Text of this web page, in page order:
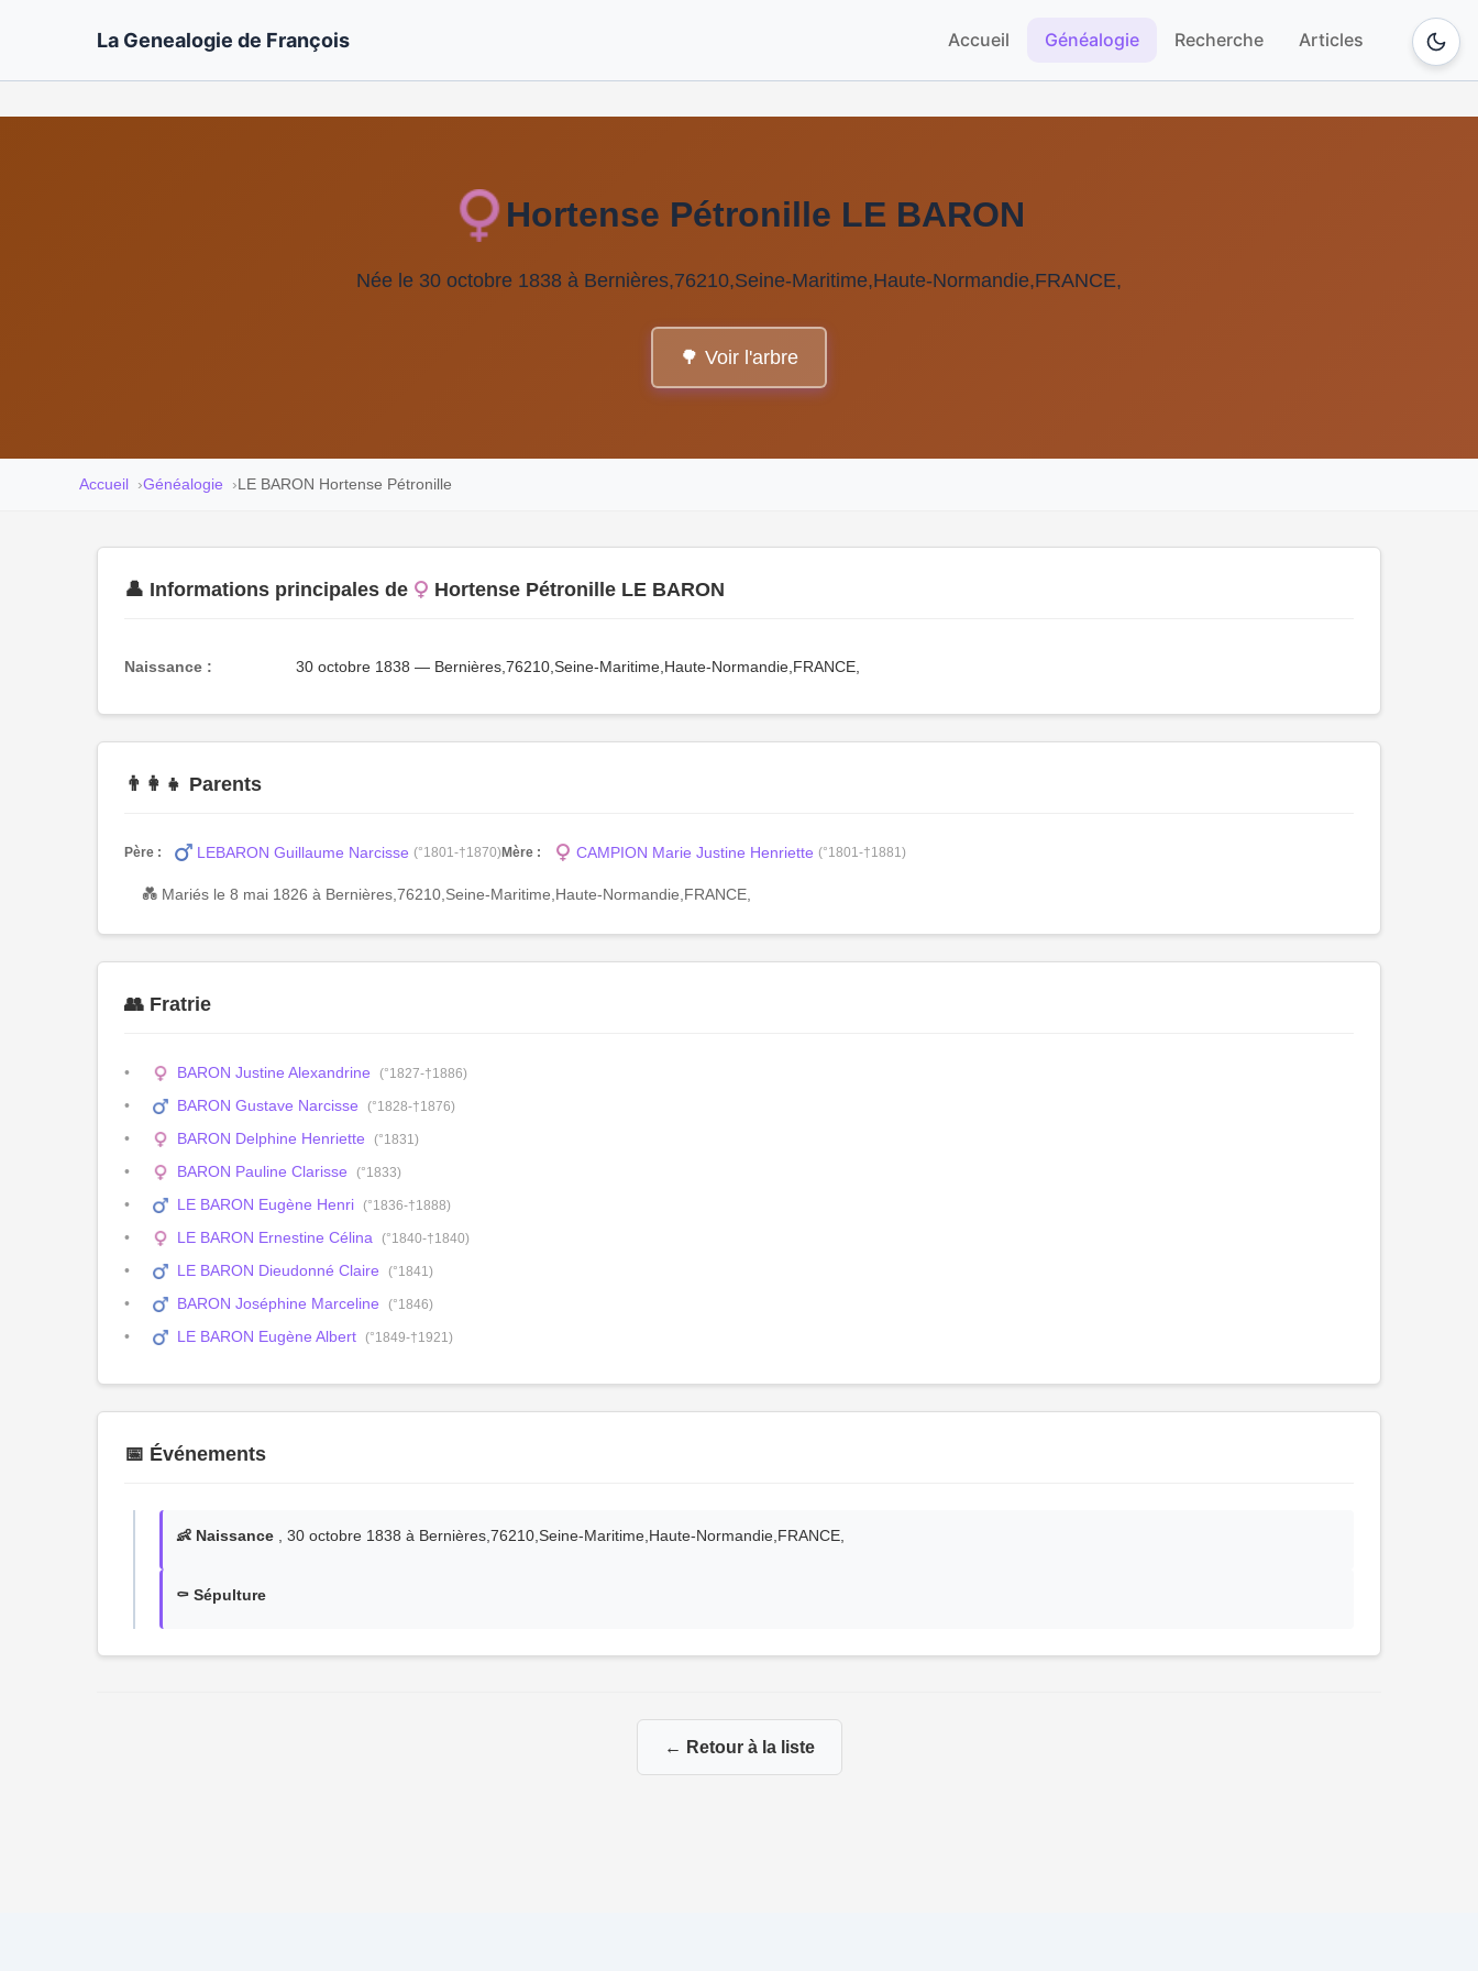
La Genealogie de François Accueil Généalogie Recherche Articles
Hortense Pétronille LE BARON
Née le 30 octobre 1838 à Bernières,76210,Seine-Maritime,Haute-Normandie,FRANCE,
🌳 Voir l'arbre
Accueil Généalogie LE BARON Hortense Pétronille
👤 Informations principales de Hortense Pétronille LE BARON
Naissance : 30 octobre 1838 — Bernières,76210,Seine-Maritime,Haute-Normandie,FRANCE,
👨‍👩‍👧 Parents
Père : LEBARON Guillaume Narcisse (°1801-†1870)Mère : CAMPION Marie Justine Henriette (°1801-†1881)
💑 Mariés le 8 mai 1826 à Bernières,76210,Seine-Maritime,Haute-Normandie,FRANCE,
👥 Fratrie
BARON Justine Alexandrine (°1827-†1886)
BARON Gustave Narcisse (°1828-†1876)
BARON Delphine Henriette (°1831)
BARON Pauline Clarisse (°1833)
LE BARON Eugène Henri (°1836-†1888)
LE BARON Ernestine Célina (°1840-†1840)
LE BARON Dieudonné Claire (°1841)
BARON Joséphine Marceline (°1846)
LE BARON Eugène Albert (°1849-†1921)
📅 Événements
👶 Naissance , 30 octobre 1838 à Bernières,76210,Seine-Maritime,Haute-Normandie,FRANCE,
⚰️ Sépulture
← Retour à la liste